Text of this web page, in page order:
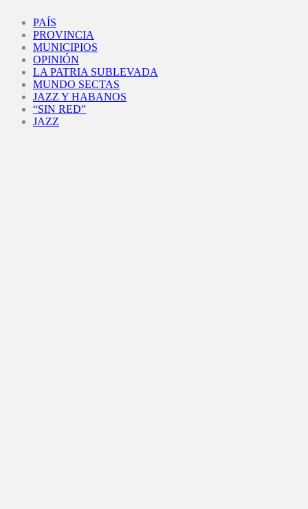
PAÍS
PROVINCIA
MUNICIPIOS
OPINIÓN
LA PATRIA SUBLEVADA
MUNDO SECTAS
JAZZ Y HABANOS
“SIN RED”
JAZZ